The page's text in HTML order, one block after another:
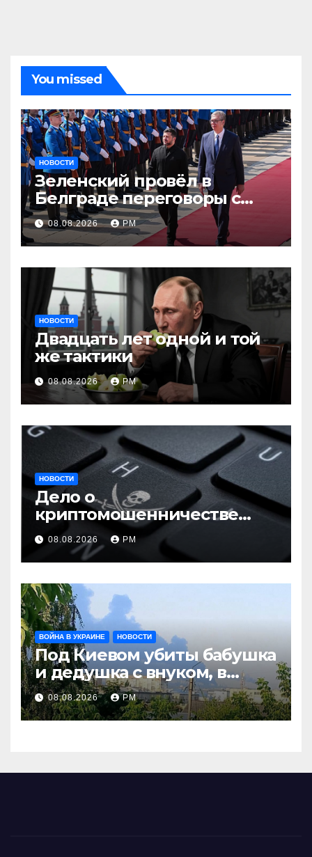
You missed
НОВОСТИ
Зеленский провёл в
Белграде переговоры с
Вучичем
08.08.2026 РМ
НОВОСТИ
Двадцать лет одной и той
же тактики
08.08.2026 РМ
НОВОСТИ
Дело о
криптомошенничестве
оборачивают в содействие
терроризму
08.08.2026 РМ
ВОЙНА В УКРАИНЕ НОВОСТИ
Под Киевом убиты бабушка
и дедушка с внуком, в
Поволжье и на Кубани
вновь горят НПЗ
08.08.2026 РМ